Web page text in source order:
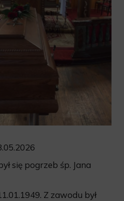
się pogrzeb śp. Jana
Z zawodu był